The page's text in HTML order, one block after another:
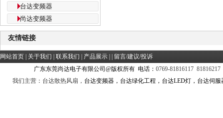
台达变频器
尚达变频器
友情链接
网站首页 关于我们 联系我们 产品展示
留言/建议/投诉
广东东莞尚达电子有限公司@版权所有 电话： 0769-81816117 81816217
我们主营：台达散热风扇， 台达变频器，台达绿化工程，台达LED灯，台达伺